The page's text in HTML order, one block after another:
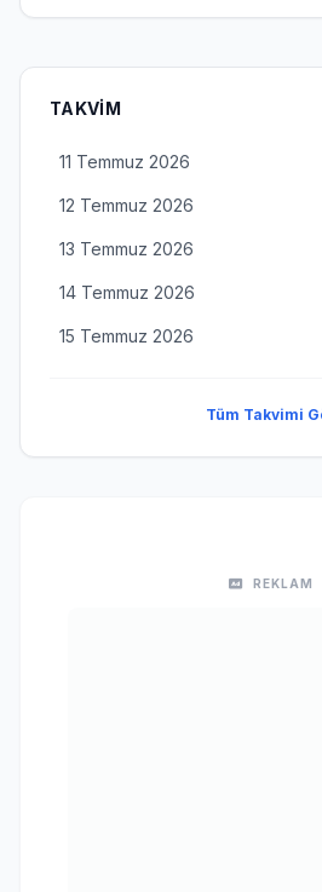
TAKVIM
11 Temmuz 2026
12 Temmuz 2026
13 Temmuz 2026
14 Temmuz 2026
15 Temmuz 2026
Tüm Takvimi
REKLAM